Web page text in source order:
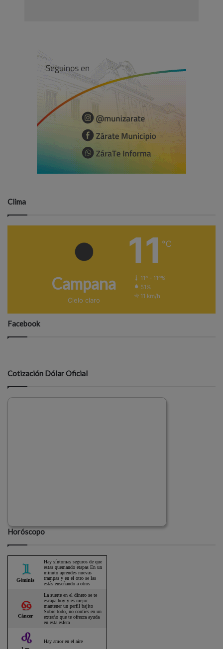
Clima
Campana
Cielo claro
11 ℃
11º - 11º%
51%
11 km/h
Facebook
Cotización Dólar Oficial
Horóscopo